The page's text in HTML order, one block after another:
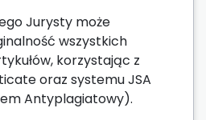
Jurysty może
wszystkich
korzystając z
oraz systemu JSA
Antyplagiatowy).